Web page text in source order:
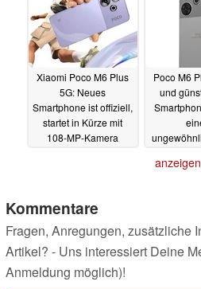
Xiaomi Poco M6 Plus
5G: Neues
Smartphone ist offiziell,
startet in Kürze mit
108-MP-Kamera
Poco M6
und
anzeigen
Kommentare
Fragen, Anregungen, zusätzliche
Artikel? - Uns interessiert Deine
Anmeldung möglich)!